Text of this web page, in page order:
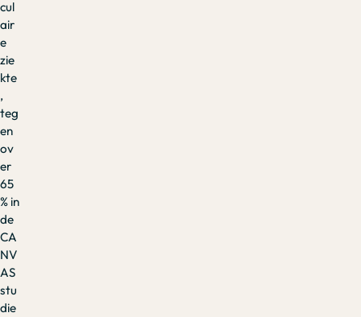
cul
air
e
zie
kte
,
teg
en
ov
er
65
% in
de
CA
NV
AS
stu
die